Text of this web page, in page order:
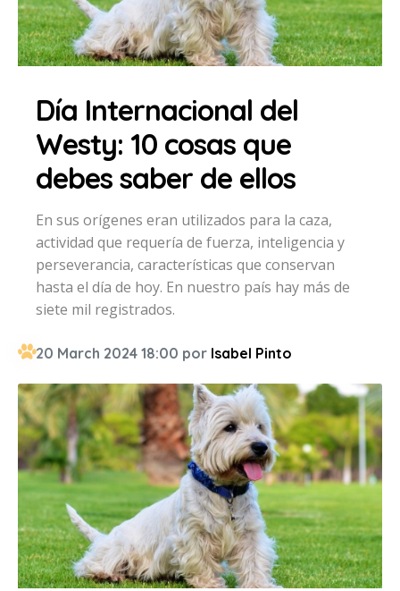
Día Internacional del
Westy: 10 cosas que
debes saber de ellos
En sus orígenes eran utilizados para la caza,
actividad que requería de fuerza, inteligencia y
perseverancia, características que conservan
hasta el día de hoy. En nuestro país hay más de
siete mil registrados.
20 March 2024 18:00 por Isabel Pinto